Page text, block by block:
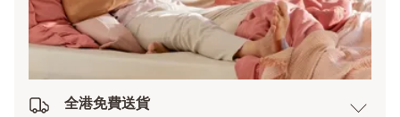
全港免費送貨